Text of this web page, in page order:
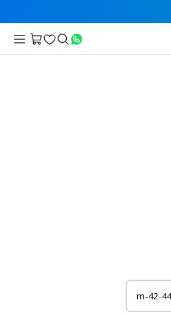
42-44-m